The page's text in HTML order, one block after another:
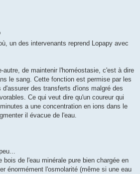
un des intervenants reprend Lopapy avec
autre, de maintenir l'homéostasie, c'est à dire
le sang. Cette fonction est permise par les
d'assurer des transferts d'ions malgré des
Ce qui veut dire qu'un coureur qui
a une concentration en ions dans le
il évacue de l'eau.
de l'eau minérale pure bien chargée en
énormément l'osmolarité (même si une eau